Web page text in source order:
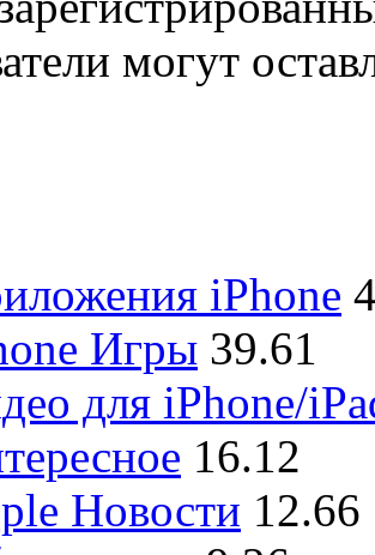
могут
iPhone
Игры 39.61
для iPhone/
16.12
Новости 12.66